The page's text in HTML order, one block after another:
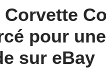
Corvette
pour
sur eBay